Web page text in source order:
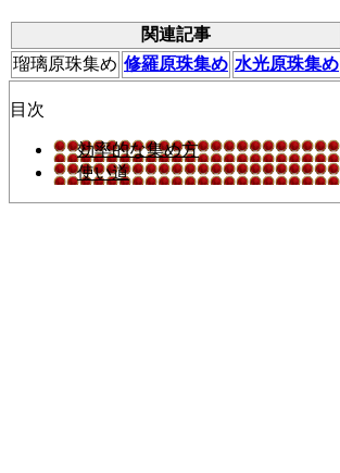
関連記事
瑠璃原珠集め 修羅原珠集め 水光原珠集め
目次
効率的な集め方
使い道